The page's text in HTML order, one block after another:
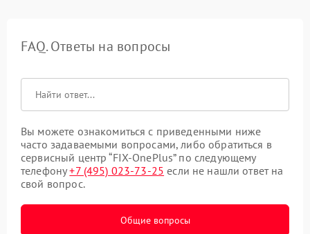
FAQ. Ответы на вопросы
Вы можете ознакомиться с приведенными ниже
часто задаваемыми вопросами, либо обратиться в
сервисный центр “FIX-OnePlus” по следующему
телефону+7 (495) 023-73-25 если не нашли ответ на
свой вопрос.
Общие вопросы